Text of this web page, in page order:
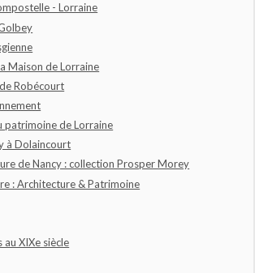
- Lorraine
Maison de Lorraine
Robécourt
patrimoine de Lorraine
à Dolaincourt
de Nancy : collection Prosper Morey
: Architecture & Patrimoine
XIXe siècle